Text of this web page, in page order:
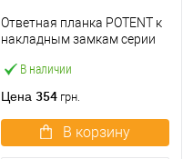
В наличии
Ответная планка POTENT к
накладным замкам серии
Цена 354 грн.
В корзину